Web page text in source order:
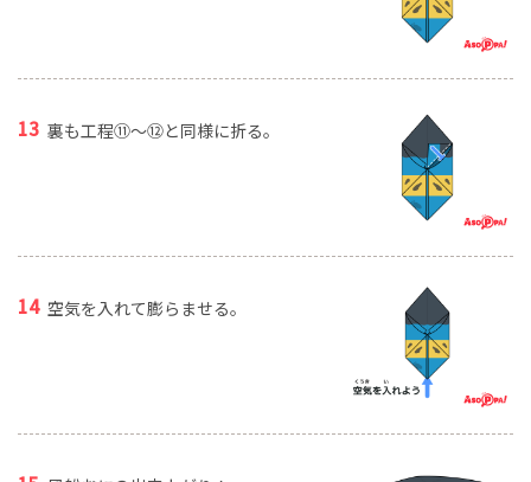
裏も工程⑪～⑫と同様に折る。
空気を入れて膨らませる。